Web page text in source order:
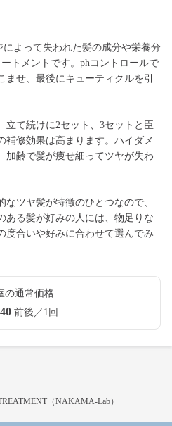
よって失われた髪の成分や栄養分
トメントです。phコントロールで
せ、最後にキューティクルを引
立て続けに2セット、3セットと臣
補修効果は高まります。ハイダメ
加齢で髪が痩せ細ってツヤが失わ
ツヤ髪が特徴のひとつなので、
ある髪が好みの人には、物足りな
度合いや好みに合わせて選んでみ
の通常価格
前後／1回
（NAKAMA-Lab）